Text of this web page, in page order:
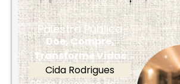
Palestra Pública
Doe, Compre,
Transforme Vidas
Cida Rodrigues